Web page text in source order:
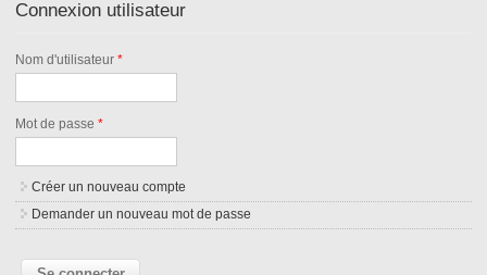
Connexion utilisateur
Nom d'utilisateur*
Mot de passe*
Créer un nouveau compte
Demander un nouveau mot de passe